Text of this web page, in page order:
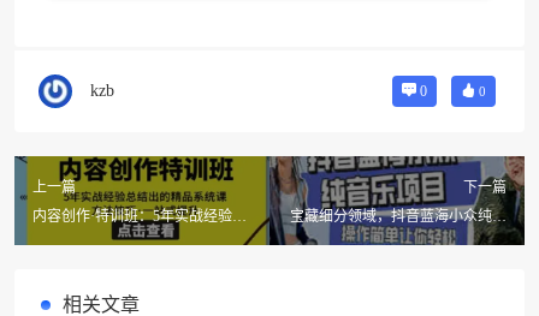
kzb 0 0
上一篇
内容创作·特训班：5年实战经验总
结出的精品系统课 方法技巧·一站
下一篇
宝藏细分领域，抖音蓝海小众纯音
乐项目，操作简单让你轻松月入
相关文章